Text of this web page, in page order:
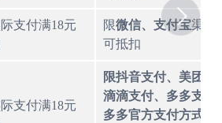
支付满18元
限微信、支付宝渠道
可抵扣
支付满18元
限抖音支付、美团支
滴滴支付、多多支付
多多官方支付方式）
向右